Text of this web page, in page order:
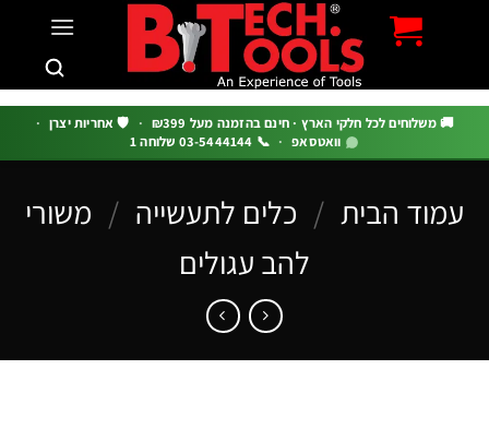
משלוחים לכל חלקי הארץ · חינם בהזמנה מעל ₪399 · 🛡️ אחריות יצרן ·
וואטסאפ · 📞 03-5444144 שלוחה 1
הבית / כלים לתעשייה /
משורי
להב עגולים